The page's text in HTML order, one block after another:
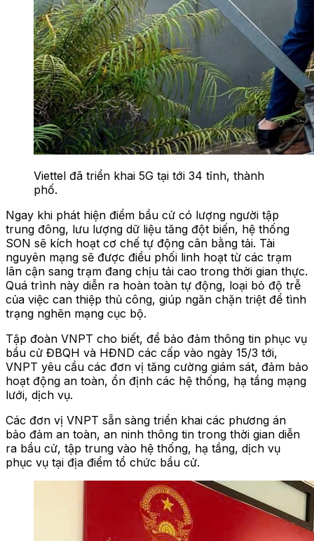
Viettel đã triển khai 5G tại tới 34 tỉnh, thành
phố.
Ngay khi phát hiện điểm bầu cử có lượng người tập
trung đông, lưu lượng dữ liệu tăng đột biến, hệ thống
SON sẽ kích hoạt cơ chế tự động cân bằng tải. Tài
nguyên mạng sẽ được điều phối linh hoạt từ các trạm
lân cận sang trạm đang chịu tải cao trong thời gian thực.
Quá trình này diễn ra hoàn toàn tự động, loại bỏ độ trễ
của việc can thiệp thủ công, giúp ngăn chặn triệt để tình
trạng nghẽn mạng cục bộ.
Tập đoàn VNPT cho biết, để bảo đảm thông tin phục vụ
bầu cử ĐBQH và HĐND các cấp vào ngày 15/3 tới,
VNPT yêu cầu các đơn vị tăng cường giám sát, đảm bảo
hoạt động an toàn, ổn định các hệ thống, hạ tầng mạng
lưới, dịch vụ.
Các đơn vị VNPT sẵn sàng triển khai các phương án
bảo đảm an toàn, an ninh thông tin trong thời gian diễn
ra bầu cử, tập trung vào hệ thống, hạ tầng, dịch vụ
phục vụ tại địa điểm tổ chức bầu cử.